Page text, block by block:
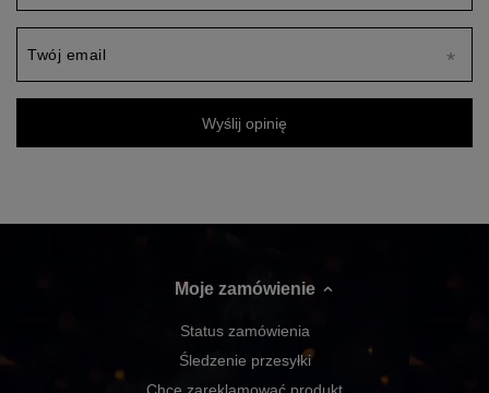
Twój email
Wyślij opinię
Moje zamówienie
Status zamówienia
Śledzenie przesyłki